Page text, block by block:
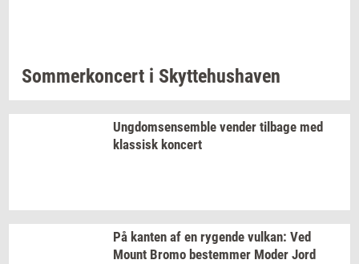
Som­mer­kon­cert i Skyt­te­hus­ha­ven
Ung­dom­sen­sem­b­le ven­der til­ba­ge med
klas­sisk kon­cert
På kan­ten af en ry­gen­de vulkan: Ved
Mount Bromo be­stem­mer Moder Jord